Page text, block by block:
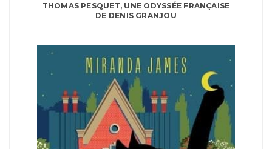
THOMAS PESQUET, UNE ODYSSÉE FRANÇAISE
DE DENIS GRANJOU